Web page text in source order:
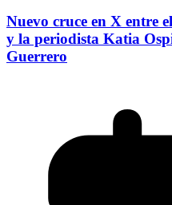
Nuevo cruce en X entre
y la periodista Katia
Guerrero